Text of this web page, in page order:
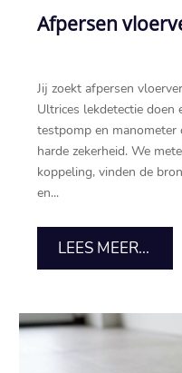
Afpersen
Jij zoekt afpersen
Ultrices lekdetectie doen
testpomp en manometer
harde zekerheid. We
koppeling, vinden de
en...
LEES MEER...